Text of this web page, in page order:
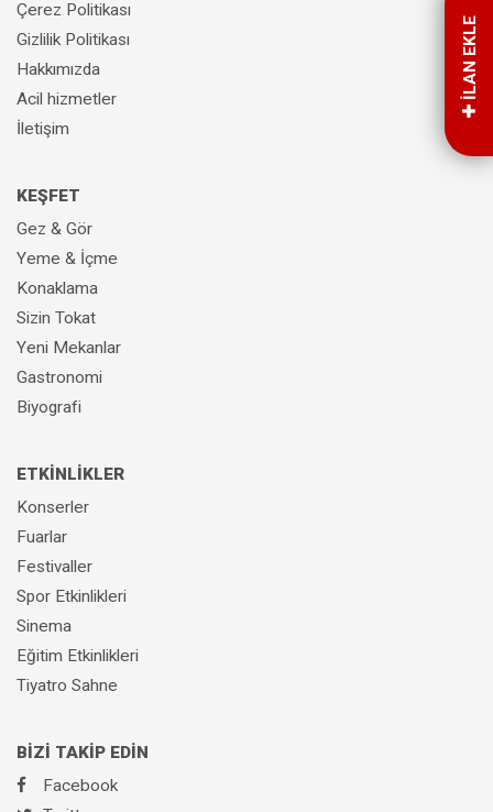
İLAN EKLE
Çerez Politikası
Gizlilik Politikası
Hakkımızda
Acil hizmetler
İletişim
KEŞFET
Gez & Gör
Yeme & İçme
Konaklama
Sizin Tokat
Yeni Mekanlar
Gastronomi
Biyografi
ETKİNLİKLER
Konserler
Fuarlar
Festivaller
Spor Etkinlikleri
Sinema
Eğitim Etkinlikleri
Tiyatro Sahne
BİZİ TAKİP EDİN
Facebook